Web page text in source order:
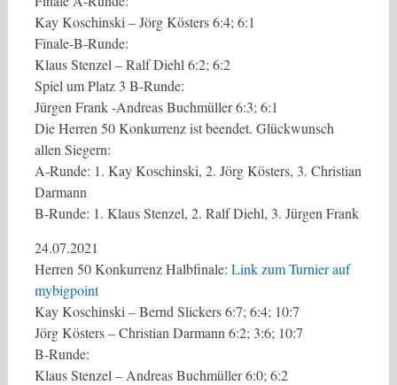
Kay Koschinski – Jörg Kösters 6:4; 6:1
Finale-B-Runde:
Klaus Stenzel – Ralf Diehl 6:2; 6:2
Spiel um Platz 3 B-Runde:
Jürgen Frank -Andreas Buchmüller 6:3; 6:1
Die Herren 50 Konkurrenz ist beendet. Glückwunsch
allen Siegern:
A-Runde: 1. Kay Koschinski, 2. Jörg Kösters, 3. Christian
Darmann
B-Runde: 1. Klaus Stenzel, 2. Ralf Diehl, 3. Jürgen Frank
24.07.2021
Herren 50 Konkurrenz Halbfinale: Link zum Turnier auf
mybigpoint
Kay Koschinski – Bernd Slickers 6:7; 6:4; 10:7
Jörg Kösters – Christian Darmann 6:2; 3:6; 10:7
B-Runde:
Klaus Stenzel – Andreas Buchmüller 6:0; 6:2